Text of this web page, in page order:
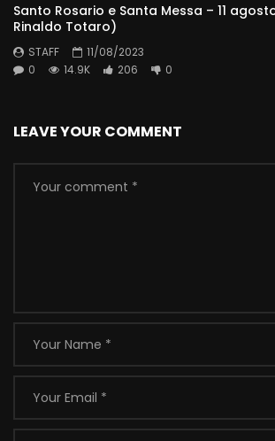
Santo Rosario e Santa Messa – 11
Rinaldo Totaro)
STAFF
11/08/2023
0
14.9K 206 0
LEAVE YOUR COMMENT